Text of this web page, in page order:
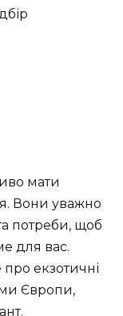
мати
Вони уважно
потреби, щоб
для вас.
екзотичні
Європи,